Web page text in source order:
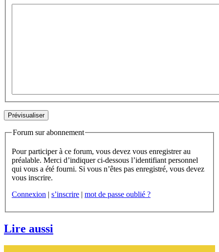
Forum sur abonnement
Pour participer à ce forum, vous devez vous enregistrer au
préalable. Merci d’indiquer ci-dessous l’identifiant personnel
qui vous a été fourni. Si vous n’êtes pas enregistré, vous devez
vous inscrire.
Connexion | s’inscrire | mot de passe oublié ?
Lire aussi